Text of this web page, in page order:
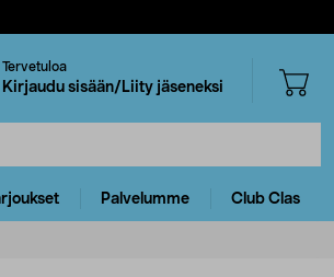
Tervetuloa
Kirjaudu sisään/Liity jäseneksi
Palvelumme Club Clas